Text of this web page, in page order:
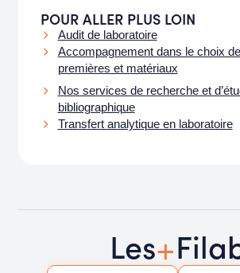
POUR ALLER PLUS LOIN
Audit de laboratoire
Accompagnement dans le choix
premières et matériaux
Nos services de recherche et
bibliographique
Transfert analytique en laboratoire
Les+